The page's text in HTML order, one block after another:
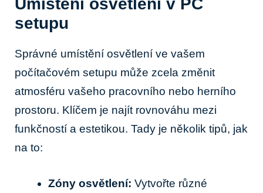
Umístění osvětlení v PC
setupu
Správné umístění osvětlení ve vašem
počítačovém setupu může zcela změnit
atmosféru vašeho pracovního nebo herního
prostoru. Klíčem je najít rovnováhu mezi
funkčností a estetikou. Tady je několik tipů, jak
na to:
Zóny osvětlení: Vytvořte různé